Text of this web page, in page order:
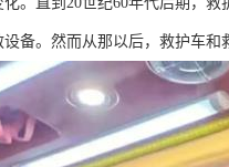
备。然而从那以后，救护车和